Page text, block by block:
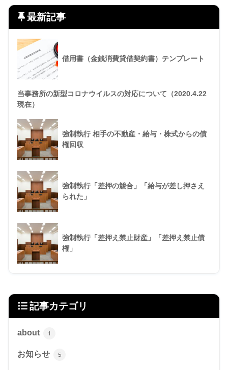
最新記事
借用書（金銭消費貸借契約書）テンプレート
当事務所の新型コロナウイルスの対応について（2020.4.22
現在）
強制執行 相手の不動産・給与・株式からの債
権回収
強制執行「差押の競合」「給与が差し押さえ
られた」
強制執行「差押え禁止財産」「差押え禁止債
権」
記事カテゴリ
about 1
お知らせ 5